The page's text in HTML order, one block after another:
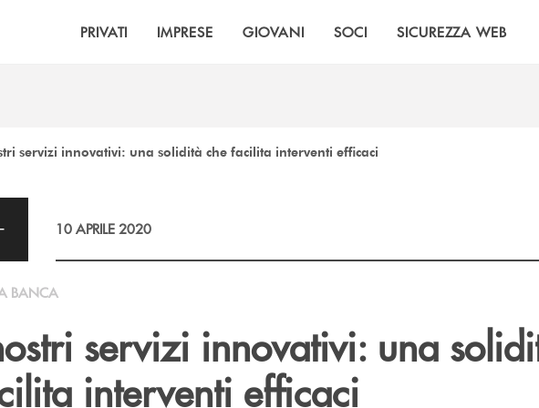
PRIVATI IMPRESE GIOVANI SOCI SICUREZZA WEB
servizi innovativi: una solidità che facilita interventi efficaci
10 APRILE 2020
BANCA
servizi innovativi: una
interventi efficaci